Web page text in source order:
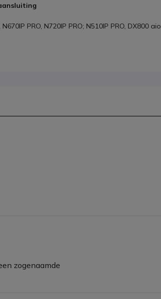
PRO, N720IP PRO; N510IP PRO, DX800 aio
zogenaamde